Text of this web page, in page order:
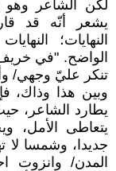
لكن الشاعر وهو
يشعر أنّه قد
النهايات؛
الواضح. "في خريف
تنكر عليّ وجهي/
وبين هذا وذاك،
يطارد الشاعر،
يتعاطى الأمل،
جديدا، وشمسا لا
المدن/ وانزوت